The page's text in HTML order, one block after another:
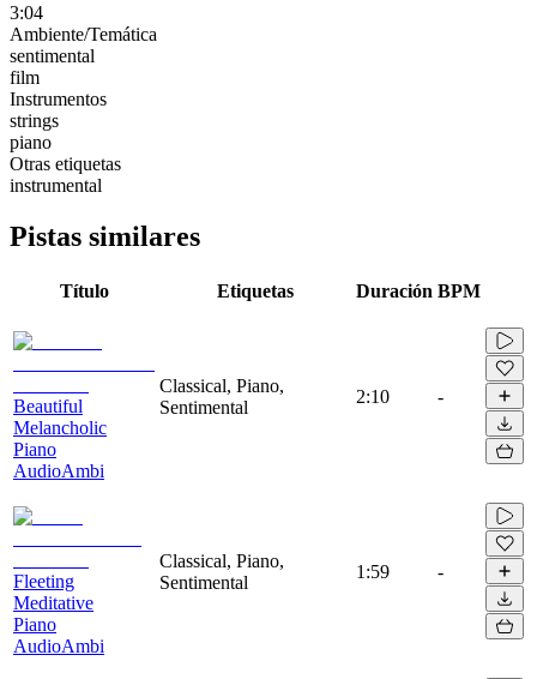
3:04
Ambiente/Temática
sentimental
film
Instrumentos
strings
piano
Otras etiquetas
instrumental
Pistas similares
Título Etiquetas Duración BPM
Beautiful
Melancholic
Piano
AudioAmbi
Classical, Piano,
Sentimental
2:10 -
Fleeting
Meditative
Piano
AudioAmbi
Classical, Piano,
Sentimental
1:59 -